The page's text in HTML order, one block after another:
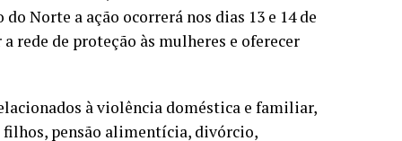
Norte a ação ocorrerá nos dias 13 e 14 de
rede de proteção às mulheres e oferecer
à violência doméstica e familiar,
pensão alimentícia, divórcio,